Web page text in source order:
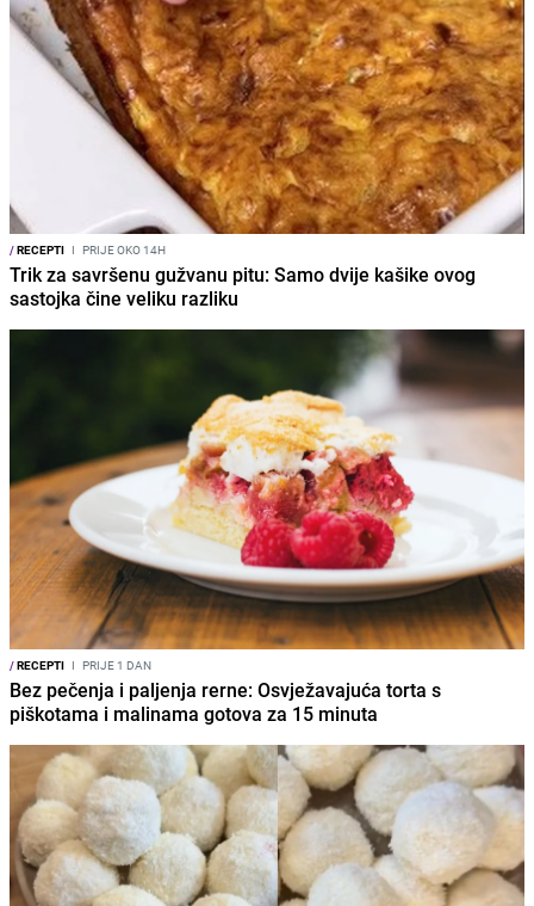
/RECEPTI I PRIJE OKO 14H
Trik za savršenu gužvanu pitu: Samo dvije kašike ovog
sastojka čine veliku razliku
/RECEPTI I PRIJE 1 DAN
Bez pečenja i paljenja rerne: Osvježavajuća torta s
piškotama i malinama gotova za 15 minuta